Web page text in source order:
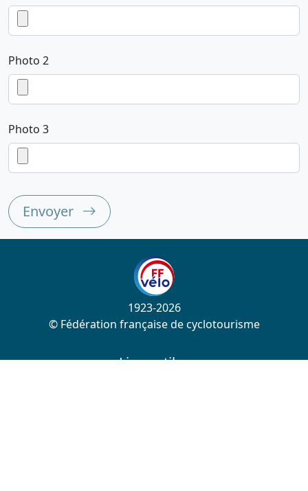
Photo 2
Photo 3
Envoyer
1923-2026
© Fédération française de cyclotourisme
Liens utiles